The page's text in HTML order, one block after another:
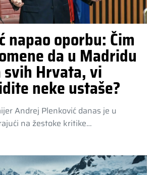
napao oporbu: Čim
da u Madridu
Hrvata, vi
neke ustaše?
Andrej Plenković danas je u
na žestoke kritike…